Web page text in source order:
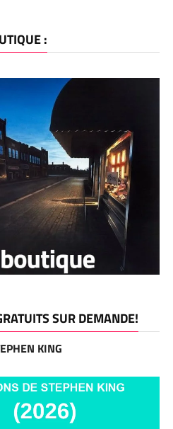
:
SUR DEMANDE!
KING